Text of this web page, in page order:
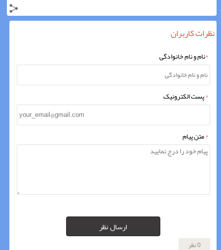
نظرات کاربران
*نام و نام خانوادگی
*پست الکترونیک
*متن پیام
ارسال نظر
0 نظر